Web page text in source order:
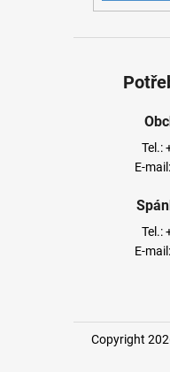
Tel.:
E-mail:
Tel.:
E-mail:
Copyright